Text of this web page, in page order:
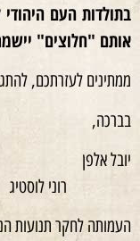
בתולדות העם
אותם "חלוצים"
ממתינים לעזרתכם,
בברכה,
רוני לוסטיג
העמותה